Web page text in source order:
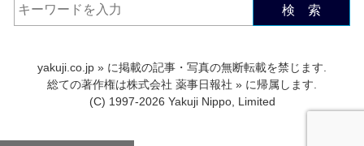
検 索
yakuji.co.jp » に掲載の記事・写真の無断転載を禁じます.
総ての著作権は株式会社 薬事日報社 » に帰属します.
(C) 1997-2026 Yakuji Nippo, Limited